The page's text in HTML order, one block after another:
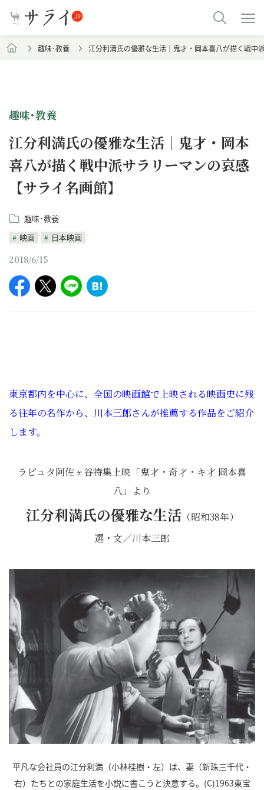
趣味･教養 江分利満氏の優雅な生活｜鬼才・岡本喜八が描く戦中
趣味･教養
江分利満氏の優雅な生活｜鬼才・岡本
喜八が描く戦中派サラリーマンの哀感
【サライ名画館】
趣味･教養
映画
日本映画
2018/6/15
東京都内を中心に、全国の映画館で上映される映画史に残
る往年の名作から、川本三郎さんが推薦する作品をご紹介
します。
ラピュタ阿佐ヶ谷特集上映「鬼才・奇才・キ才 岡本喜
八」より
江分利満氏の優雅な生活（昭和38年）
選・文／川本三郎
平凡な会社員の江分利満（小林桂樹・左）は、妻（新珠三千代・
右）たちとの家庭生活を小説に書こうと決意する。(C)1963東宝